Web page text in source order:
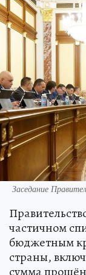
Заседание
частичном
бюджетным
страны,